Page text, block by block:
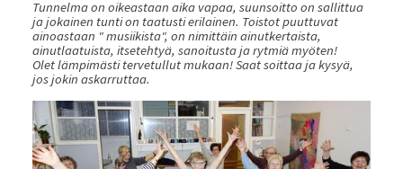
Tunnelma on oikeastaan aika vapaa, suunsoitto on sallittua
ja jokainen tunti on taatusti erilainen. Toistot puuttuvat
ainoastaan " musiikista", on nimittäin ainutkertaista,
ainutlaatuista, itsetehtyä, sanoitusta ja rytmiä myöten!
Olet lämpimästi tervetullut mukaan! Saat soittaa ja kysyä,
jos jokin askarruttaa.